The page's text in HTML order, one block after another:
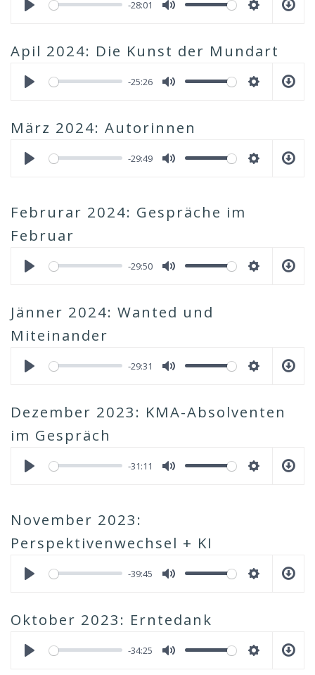
-28:01
Apil 2024: Die Kunst der Mundart
-25:26
März 2024: Autorinnen
-29:49
Februrar 2024: Gespräche im
Februar
-29:50
Jänner 2024: Wanted und
Miteinander
-29:31
Dezember 2023: KMA-Absolventen
im Gespräch
-31:11
November 2023:
Perspektivenwechsel + KI
-39:45
Oktober 2023: Erntedank
-34:25